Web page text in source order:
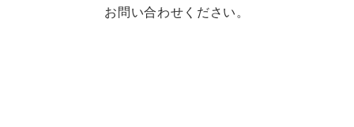
お問い合わせください。